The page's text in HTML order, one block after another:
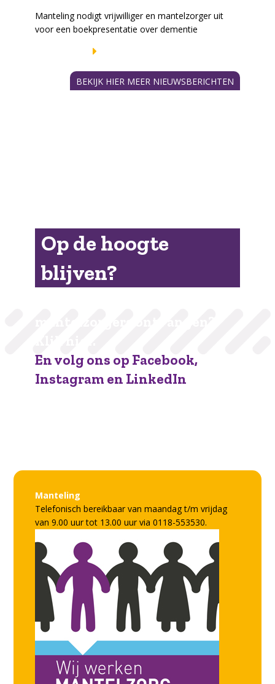
Manteling nodigt vrijwilliger en mantelzorger uit
voor een boekpresentatie over dementie
BEKIJK HIER MEER NIEUWSBERICHTEN
Op de hoogte
blijven?
En volg ons op Facebook,
Instagram en LinkedIn
Manteling
Telefonisch bereikbaar van maandag t/m vrijdag
van 9.00 uur tot 13.00 uur via 0118-553530.